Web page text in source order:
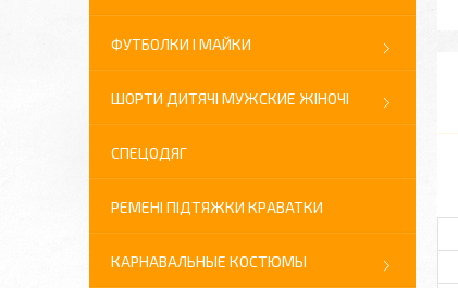
ФУТБОЛКИ І МАЙКИ
ШОРТИ ДИТЯЧІ МУЖСКИЕ ЖІНОЧІ
СПЕЦОДЯГ
РЕМЕНІ ПІДТЯЖКИ КРАВАТКИ
КАРНАВАЛЬНЫЕ КОСТЮМЫ